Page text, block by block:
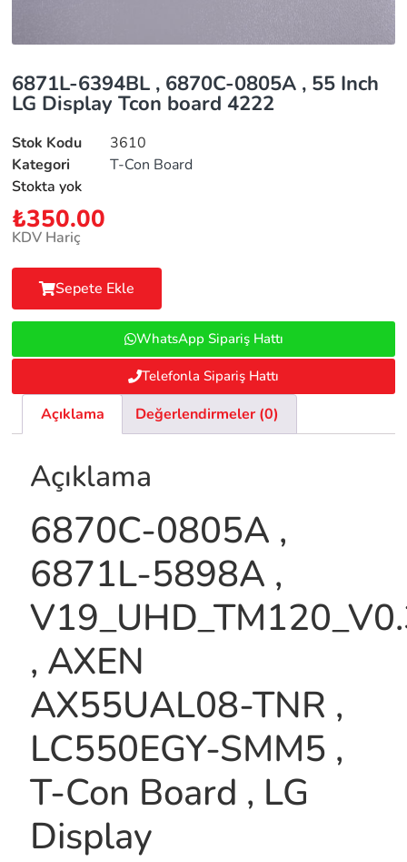
6871L-6394BL , 6870C-0805A , 55 Inch
LG Display Tcon board 4222
Stok Kodu
3610
Kategori
T-Con Board
Stokta yok
₺350.00
KDV Hariç
Sepete Ekle
WhatsApp Sipariş Hattı
Telefonla Sipariş Hattı
Açıklama Değerlendirmeler (0)
Açıklama
6870C-0805A ,
6871L-5898A ,
, AXEN
AX55UAL08-TNR ,
LC550EGY-SMM5 ,
T-Con Board , LG
Display